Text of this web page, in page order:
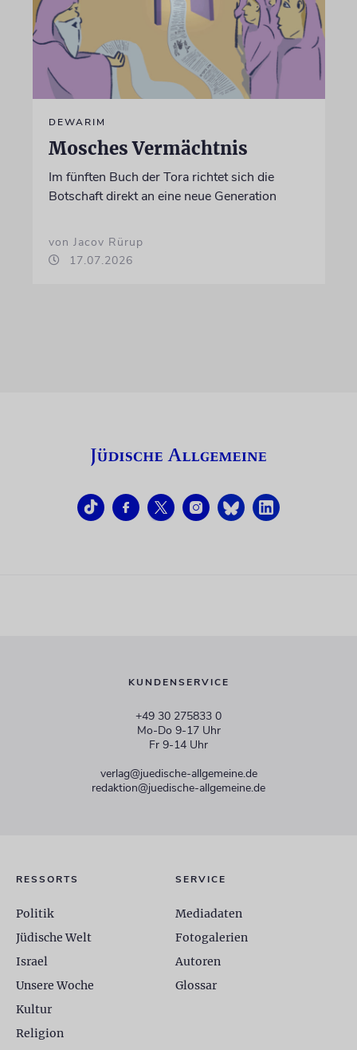
DEWARIM
Mosches Vermächtnis
Im fünften Buch der Tora richtet sich die
Botschaft direkt an eine neue Generation
von Jacov Rürup
17.07.2026
KUNDENSERVICE
+49 30 275833 0
Mo-Do 9-17 Uhr
Fr 9-14 Uhr
verlag@juedische-allgemeine.de
redaktion@juedische-allgemeine.de
RESSORTS
Politik
Jüdische Welt
Israel
Unsere Woche
Kultur
Religion
SERVICE
Mediadaten
Fotogalerien
Autoren
Glossar